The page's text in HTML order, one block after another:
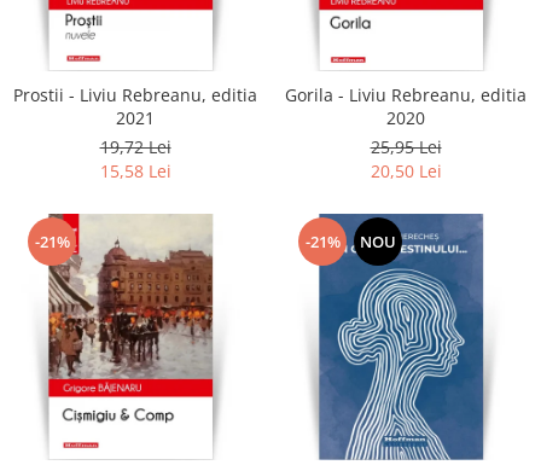
Literatura
Clasica
Contemporana
Universala
Non-fictiune
Calatorii
Memorii
Publicistica / Reportaje / Interviuri
Stiinte umaniste
Istorie
Sociologie si filozofie
Prostii - Liviu Rebreanu, editia
2021
19,72 Lei
15,58 Lei
Gorila - Liviu Rebreanu, editia
2020
25,95 Lei
20,50 Lei
-21% -21% NOU